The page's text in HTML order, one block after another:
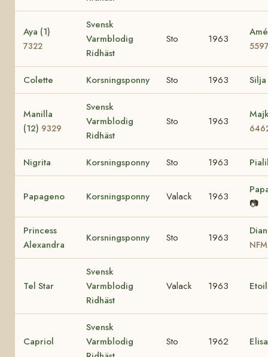
Aya (1)
7322
Svensk
Varmblodig
Ridhäst
Sto 1963
Colette Korsningsponny Sto 1963 Silja
Manilla
(12) 9329
Svensk
Varmblodig
Ridhäst
Sto 1963
Nigrita Korsningsponny Sto 1963
Papageno Korsningsponny Valack 1963
📷
Princess
Alexandra
Korsningsponny Sto 1963
Tel Star
Svensk
Varmblodig
Ridhäst
Valack 1963
Capriol
Svensk
Varmblodig
Sto 1962